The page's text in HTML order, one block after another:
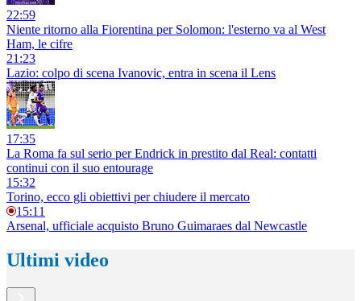
22:59
Niente ritorno alla Fiorentina per Solomon: l'esterno va al West
Ham, le cifre
21:23
Lazio: colpo di scena Ivanovic, entra in scena il Lens
17:35
La Roma fa sul serio per Endrick in prestito dal Real: contatti
continui con il suo entourage
15:32
Torino, ecco gli obiettivi per chiudere il mercato
15:11
Arsenal, ufficiale acquisto Bruno Guimaraes dal Newcastle
Ultimi video